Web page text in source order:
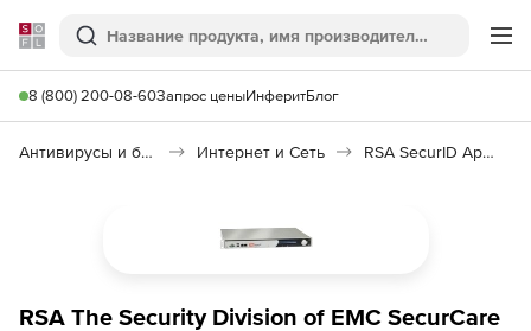
Softline
Поиск
8 (800) 200-08-60Запрос ценыИнферитБлог
Антивирусы и безопасность Интернет и Сеть RSA SecurID Appliance
RSA The Security Division of EMC SecurCare